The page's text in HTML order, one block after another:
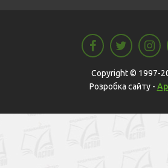
Copyright © 1997-
Розробка сайту -